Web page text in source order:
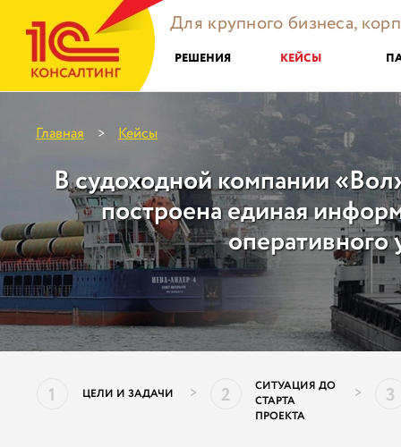
Для крупного бизнеса,
РЕШЕНИЯ КЕЙСЫ
Главная > Кейсы
В судоходной компании
построена единая
оперативного
1 ЦЕЛИ И ЗАДАЧИ > 2
СИТУАЦИЯ ДО
СТАРТА
ПРОЕКТА
> 3